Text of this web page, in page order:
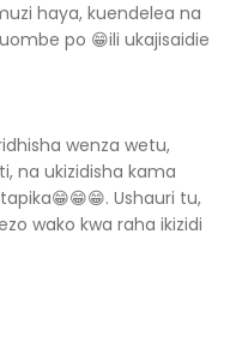
haya, kuendelea na
po 😁ili ukajisaidie
wenza wetu,
na ukizidisha kama
Ushauri tu,
wako kwa raha ikizidi